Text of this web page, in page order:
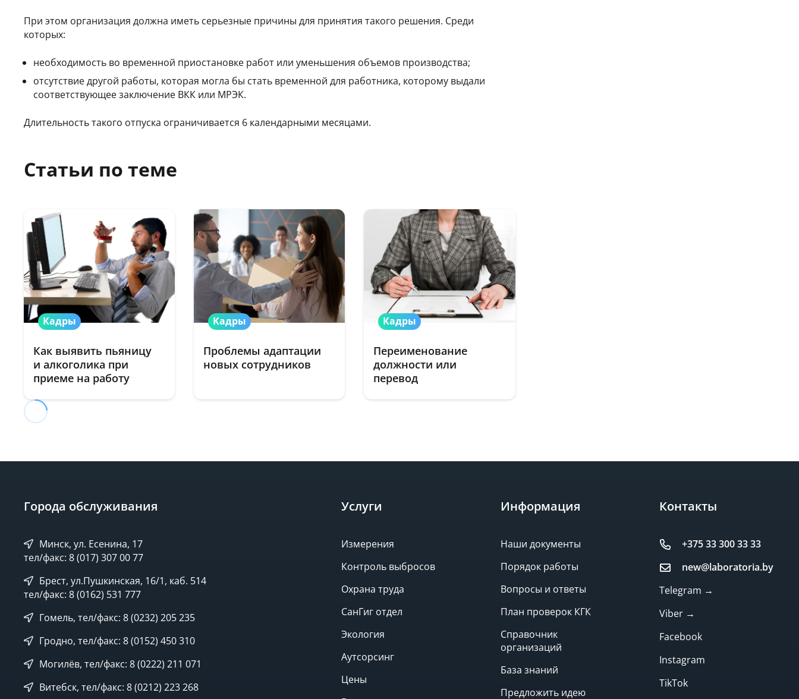
При этом организация должна иметь серьезные причины для принятия такого решения. Среди
которых:
необходимость во временной приостановке работ или уменьшения объемов производства;
отсутствие другой работы, которая могла бы стать временной для работника, которому выдали
соответствующее заключение ВКК или МРЭК.
Длительность такого отпуска ограничивается 6 календарными месяцами.
Статьи по теме
Кадры
Как выявить пьяницу
и алкоголика при
приеме на работу
Кадры
Проблемы адаптации
новых сотрудников
Кадры
Переименование
должности или
перевод
Города обслуживания
Минск, ул. Есенина, 17
тел/факс: 8 (017) 307 00 77
Брест, ул.Пушкинская, 16/1, каб. 514
тел/факс: 8 (0162) 531 777
Гомель, тел/факс: 8 (0232) 205 235
Гродно, тел/факс: 8 (0152) 450 310
Могилёв, тел/факс: 8 (0222) 211 071
Витебск, тел/факс: 8 (0212) 223 268
Услуги
Измерения
Контроль выбросов
Охрана труда
СанГиг отдел
Экология
Аутсорсинг
Цены
Информация
Наши документы
Порядок работы
Вопросы и ответы
План проверок КГК
Справочник
организаций
База знаний
Предложить идею
Контакты
+375 33 300 33 33
new@laboratoria.by
Telegram →
Viber →
Facebook
Instagram
TikTok